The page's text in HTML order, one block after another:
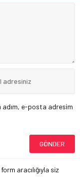
adım, e-posta adresim
aracılığıyla siz